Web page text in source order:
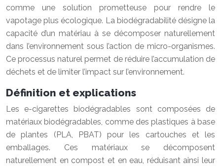
comme une solution prometteuse pour rendre le
vapotage plus écologique. La biodégradabilité désigne la
capacité d’un matériau à se décomposer naturellement
dans l’environnement sous l’action de micro-organismes.
Ce processus naturel permet de réduire l’accumulation de
déchets et de limiter l’impact sur l’environnement.
Définition et explications
Les e-cigarettes biodégradables sont composées de
matériaux biodégradables, comme des plastiques à base
de plantes (PLA, PBAT) pour les cartouches et les
emballages. Ces matériaux se décomposent
naturellement en compost et en eau, réduisant ainsi leur